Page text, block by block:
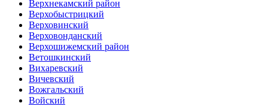
Верхнекамский район
Верхобыстрицкий
Верховинский
Верховонданский
Верхошижемский район
Ветошкинский
Вихаревский
Вичевский
Вожгальский
Войский